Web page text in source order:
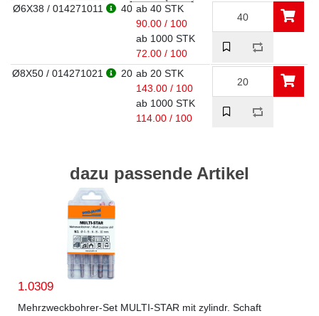
Ø6X38 / 014271011 40 ab 40 STK
90.00 / 100
ab 1000 STK
72.00 / 100
Ø8X50 / 014271021
20 ab 20 STK
143.00 / 100
ab 1000 STK
114.00 / 100
dazu passende Artikel
1.0309
Mehrzweckbohrer-Set MULTI-STAR mit zylindr. Schaft